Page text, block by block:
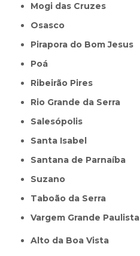
Mogi das Cruzes
Osasco
Pirapora do Bom Jesus
Poá
Ribeirão Pires
Rio Grande da Serra
Salesópolis
Santa Isabel
Santana de Parnaíba
Suzano
Taboão da Serra
Vargem Grande Paulista
Alto da Boa Vista